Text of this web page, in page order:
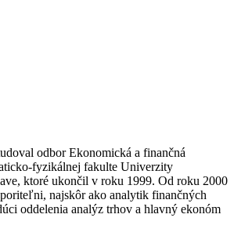
odbor Ekonomická a finančná
fyzikálnej fakulte Univerzity
ktoré ukončil v roku 1999. Od roku 2000
najskôr ako analytik finančných
oddelenia analýz trhov a hlavný ekonóm